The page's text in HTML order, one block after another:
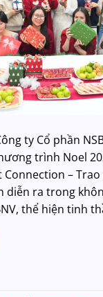
ty Cổ phần
trình Noel
Connection –
diễn ra trong
thể hiện tinh